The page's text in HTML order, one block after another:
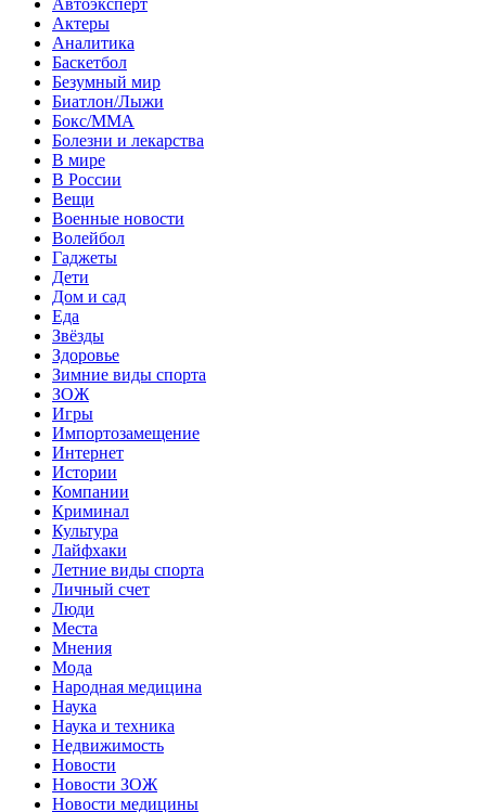
Актеры
Аналитика
Баскетбол
Безумный мир
Биатлон/Лыжи
Бокс/MMA
Болезни и лекарства
В мире
В России
Вещи
Военные новости
Волейбол
Гаджеты
Дети
Дом и сад
Еда
Звёзды
Здоровье
Зимние виды спорта
ЗОЖ
Игры
Импортозамещение
Интернет
Истории
Компании
Криминал
Культура
Лайфхаки
Летние виды спорта
Личный счет
Люди
Места
Мнения
Мода
Народная медицина
Наука
Наука и техника
Недвижимость
Новости
Новости ЗОЖ
Новости медицины